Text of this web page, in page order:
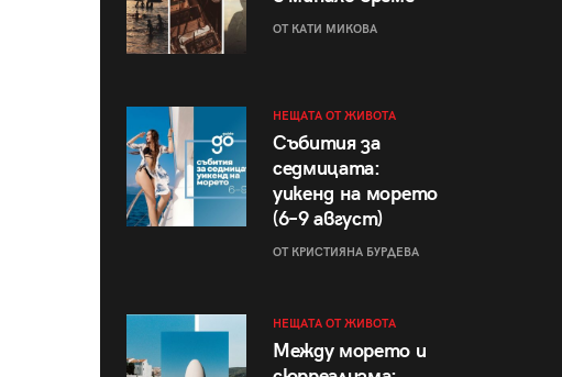
ОТ КАТИ МИКОВА
НЕЩАТА ОТ ЖИВОТА
Събития за
седмицата:
уикенд на морето
(6–9 август)
ОТ КРИСТИЯНА БУРДЕВА
НЕЩАТА ОТ ЖИВОТА
Между морето и